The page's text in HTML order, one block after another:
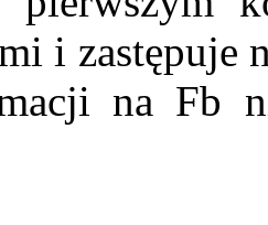
i zastępuje
na Fb